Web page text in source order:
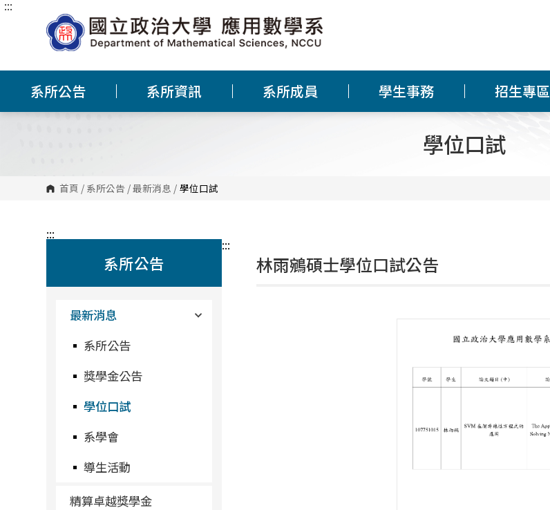
跳
區
:::
系所公告 系所資訊 系所成員 學生事務 招生專區
學位口試
首頁 / 系所公告 /最新消息 / 學位口試
:::
系所公告
最新消息
系所公告
獎學金公告
學位口試
系學會
導生活動
精算卓越獎學金
:::
林雨鵷碩士學位口試公告